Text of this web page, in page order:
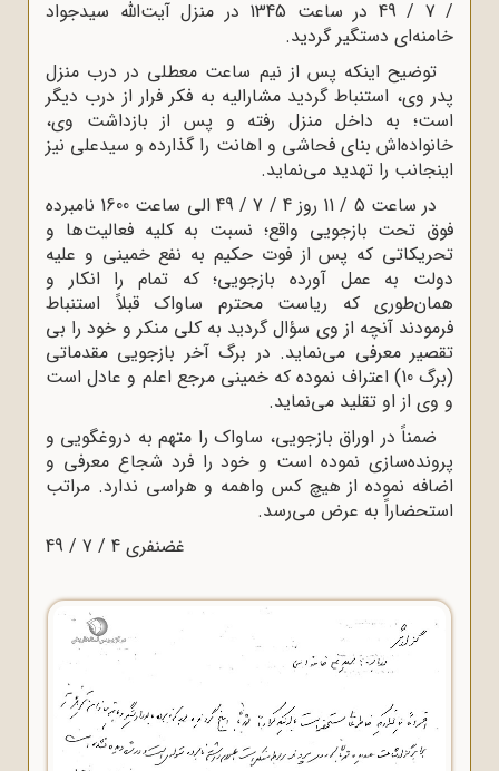
/ 7 / 49 در ساعت 1345 در منزل آیت‌الله سیدجواد
خامنه‌ای دستگیر گردید.
توضیح اینکه پس از نیم ساعت معطلی در درب منزل
پدر وی، استنباط گردید مشارالیه به فکر فرار از درب دیگر
است؛ به داخل منزل رفته و پس از بازداشت وی،
خانواده‌اش بنای فحاشی و اهانت را گذارده و سیدعلی نیز
اینجانب را تهدید می‌نماید.
در ساعت 5 / 11 روز 4 / 7 / 49 الی ساعت 1600 نامبرده
فوق تحت بازجویی واقع؛ نسبت به کلیه فعالیت‌ها و
تحریکاتی که پس از فوت حکیم به نفع خمینی و علیه
دولت به عمل آورده بازجویی؛ که تمام را انکار و
همان‌طوری که ریاست محترم ساواک قبلاً استنباط
فرمودند آنچه از وی سؤال گردید به کلی منکر و خود را بی
تقصیر معرفی می‌نماید. در برگ آخر بازجویی مقدماتی
(برگ 10) اعتراف نموده که خمینی مرجع اعلم و عادل است
و وی از او تقلید می‌نماید.
ضمناً ‌در اوراق بازجویی، ساواک را متهم به دروغگویی و
پرونده‌سازی نموده است و خود را فرد شجاع معرفی و
اضافه نموده از هیچ کس واهمه‌ و هراسی ندارد. مراتب
استحضاراً به عرض می‌رسد.
غضنفری 4 / 7 / 49